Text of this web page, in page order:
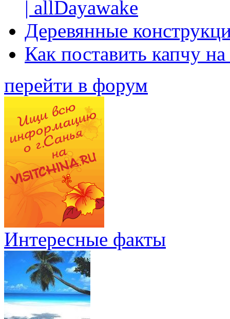
| allDayawake
Деревянные
Как поставить капчу
перейти в форум
Интересные факты